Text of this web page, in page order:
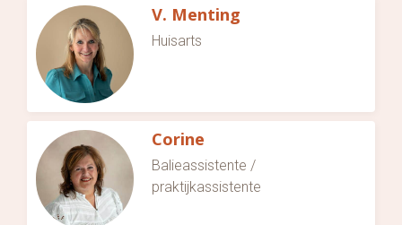
V. Menting
Huisarts
Corine
Balieassistente /
praktijkassistente